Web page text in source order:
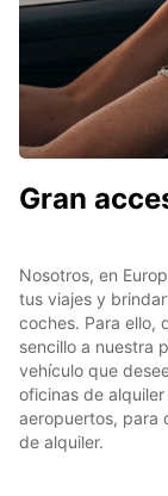
Gran
Nosotros, en
tus viajes y
coches. Para ello,
sencillo a nuestra
vehículo que
oficinas de
aeropuertos, para
de alquiler.